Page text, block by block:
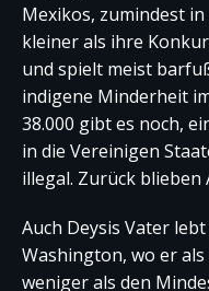
Mexikos, zumindest
kleiner als ihre
und spielt meist
indigene Minderheit
38.000 gibt es noch,
in die Vereinigen
illegal. Zurück blieben
Auch Deysis Vater
Washington, wo er
weniger als den